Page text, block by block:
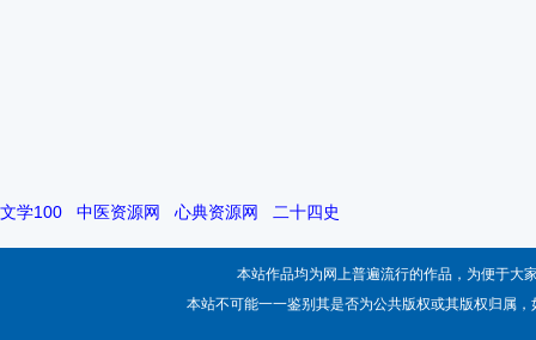
文学100 中医资源网 心典资源网 二十四史
本站作品均为网上普遍流行的作品，为便于大
本站不可能一一鉴别其是否为公共版权或其版权归属